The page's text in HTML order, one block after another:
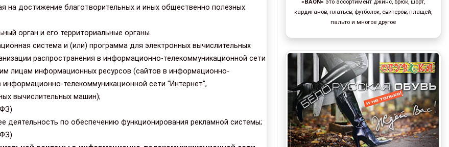
на достижение благотворительных и иных общественно полезных
орган и его территориальные органы.
система и (или) программа для электронных вычислительных
распространения в информационно-телекоммуникационной сети
лицам информационных ресурсов (сайтов в информационно-
телекоммуникационной сети "Интернет",
вычислительных машин);
деятельность по обеспечению функционирования рекламной системы;
«BAON» это ассортимент джинс, брюк, шорт,
кардиганов, платьев, футболок, свитеров, плащей,
пальто и многое другое